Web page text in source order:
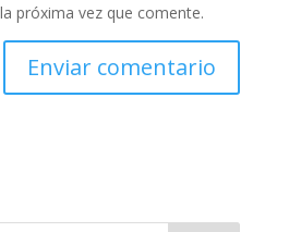
próxima vez que comente.